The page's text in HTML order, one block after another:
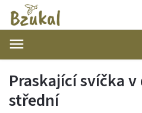
Praskající svíčka v
střední